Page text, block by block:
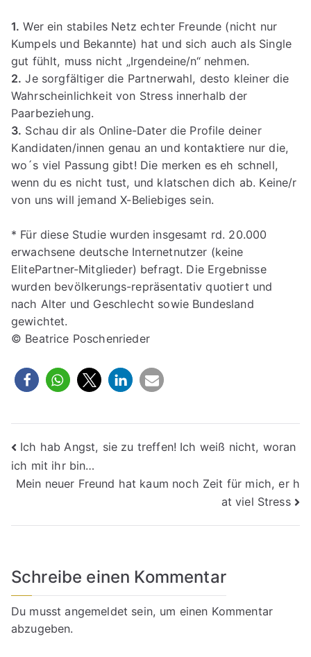
1. Wer ein stabiles Netz echter Freunde (nicht nur
Kumpels und Bekannte) hat und sich auch als Single
gut fühlt, muss nicht „Irgendeine/n“ nehmen.
2. Je sorgfältiger die Partnerwahl, desto kleiner die
Wahrscheinlichkeit von Stress innerhalb der
Paarbeziehung.
3. Schau dir als Online-Dater die Profile deiner
Kandidaten/innen genau an und kontaktiere nur die,
wo´s viel Passung gibt! Die merken es eh schnell,
wenn du es nicht tust, und klatschen dich ab. Keine/r
von uns will jemand X-Beliebiges sein.
* Für diese Studie wurden insgesamt rd. 20.000
erwachsene deutsche Internetnutzer (keine
ElitePartner-Mitglieder) befragt. Die Ergebnisse
wurden bevölkerungs-repräsentativ quotiert und
nach Alter und Geschlecht sowie Bundesland
gewichtet.
© Beatrice Poschenrieder
Beitragsnavigation
Ich hab Angst, sie zu treffen! Ich weiß nicht, woran
ich mit ihr bin…
Mein neuer Freund hat kaum noch Zeit für mich, er h
at viel Stress
Schreibe einen Kommentar
Du musstangemeldet sein, um einen Kommentar
abzugeben.